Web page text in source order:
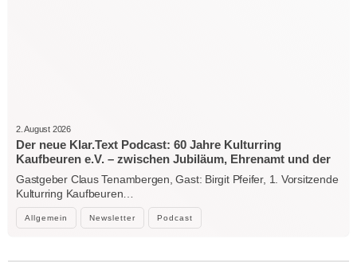
Allgemein Newsletter Podcast
2. August 2026
Der neue Klar.Text Podcast: 60 Jahre Kulturring
Kaufbeuren e.V. – zwischen Jubiläum, Ehrenamt und der
Kraft der Kultur
Gastgeber Claus Tenambergen, Gast: Birgit Pfeifer, 1. Vorsitzende
Kulturring Kaufbeuren…